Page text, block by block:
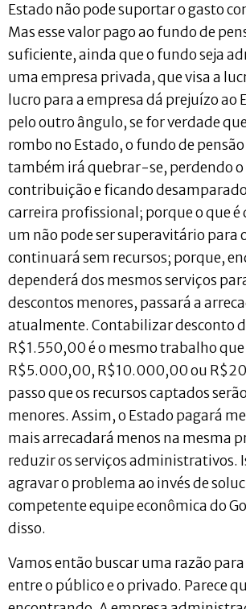
Estado não pode suportar o gasto
Mas esse valor pago ao fundo de
suficiente, ainda que o fundo seja
uma empresa privada, que visa a
lucro para a empresa dá prejuízo ao
pelo outro ângulo, se for verdade
rombo no Estado, o fundo de
também irá quebrar-se, perdendo o
contribuição e ficando
carreira profissional; porque o que
um não pode ser superavitário para
continuará sem recursos; porque,
dependerá dos mesmos serviços
descontos menores, passará a
atualmente. Contabilizar desconto
R$1.550,00 é o mesmo trabalho
R$5.000,00, R$10.000,00 ou
passo que os recursos captados
menores. Assim, o Estado pagará
mais arrecadará menos na mesma
reduzir os serviços administrativos.
agravar o problema ao invés de
competente equipe econômica do
disso.
Vamos então buscar uma razão
entre o público e o privado. Parece